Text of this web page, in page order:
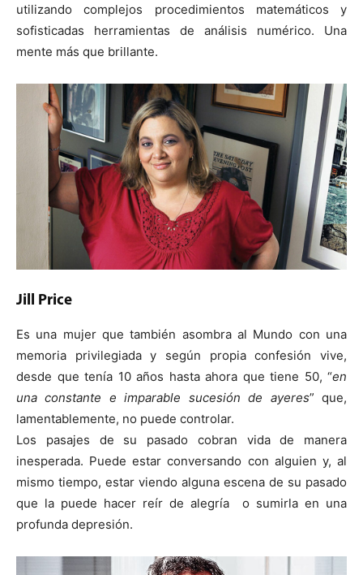
utilizando complejos procedimientos matemáticos y
sofisticadas herramientas de análisis numérico. Una
mente más que brillante.
Jill Price
Es una mujer que también asombra al Mundo con una
memoria privilegiada y según propia confesión vive,
desde que tenía 10 años hasta ahora que tiene 50, “en
una constante e imparable sucesión de ayeres” que,
lamentablemente, no puede controlar.
Los pasajes de su pasado cobran vida de manera
inesperada. Puede estar conversando con alguien y, al
mismo tiempo, estar viendo alguna escena de su pasado
que la puede hacer reír de alegría o sumirla en una
profunda depresión.